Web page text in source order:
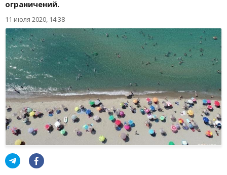
ограничений.
11 июля 2020, 14:38